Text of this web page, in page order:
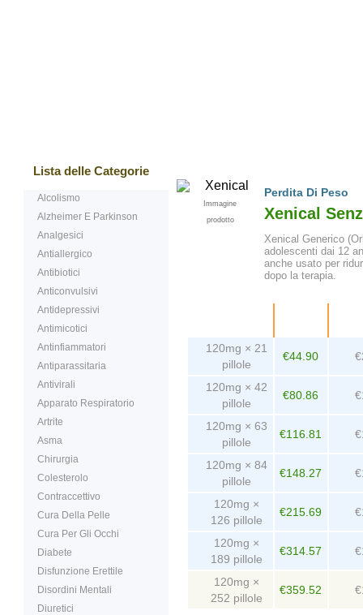
Lista delle Categorie
Alcolismo
Alzheimer E Parkinson
Analgesici
Antiallergico
Antibiotici
Anticonvulsivi
Antidepressivi
Antimicotici
Antinfiammatori
Antiparassitaria
Antivirali
Apparato Respiratorio
Artrite
Asma
Chirurgia
Colesterolo
Contraccettivo
Cura Della Pelle
Cura Per Gli Occhi
Diabete
Disfunzione Erettile
Disordini Mentali
Diuretici
Immagine
prodotto
Perdita Di Peso
Xenical
Xenical Generico
adolescenti dai 12
anche usato per
dopo la terapia.
120mg × 21
pillole
€44.90
120mg × 42
pillole
€80.86
120mg × 63
pillole
€116.81
120mg × 84
pillole
€148.27
120mg ×
126 pillole
€215.69
120mg ×
189 pillole
€314.57
120mg ×
252 pillole
€359.52